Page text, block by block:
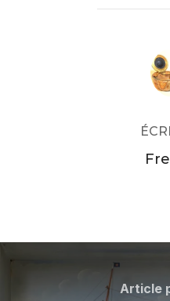
AUTEUR DE
Navigation
Article